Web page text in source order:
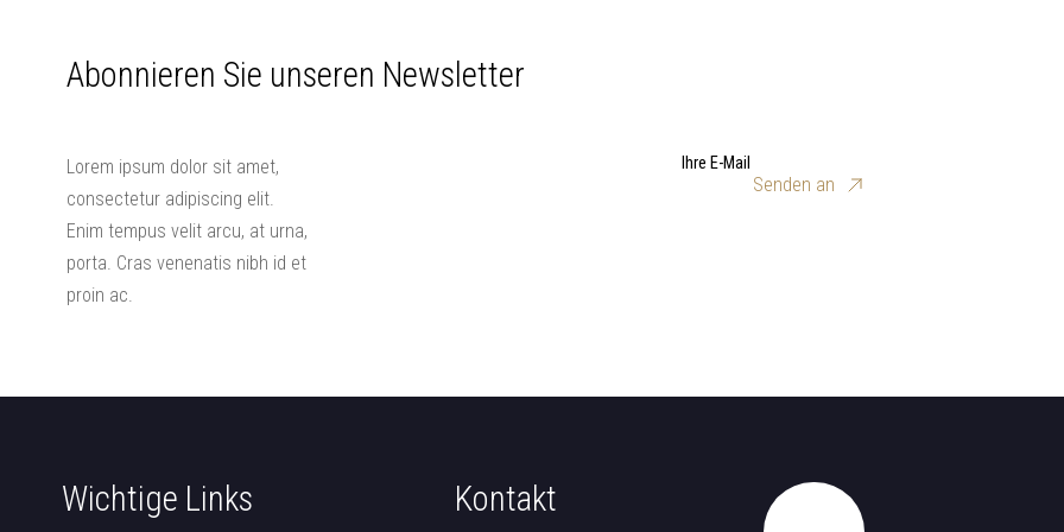
Abonnieren Sie unseren Newsletter
Lorem ipsum dolor sit amet,
consectetur adipiscing elit.
Enim tempus velit arcu, at urna,
porta. Cras venenatis nibh id et
proin ac.
Ihre E-Mail
Senden an
Wichtige Links Kontakt